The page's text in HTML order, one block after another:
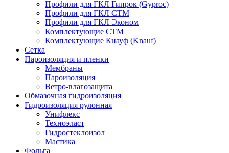
Профили для ГКЛ Гипрок (Gyproc)
Профили для ГКЛ СТМ
Профили для ГКЛ Эконом
Комплектующие СТМ
Комплектующие Кнауф (Knauf)
Сетка
Пароизоляция и пленки
Мембраны
Пароизоляция
Ветро-влагозащита
Обмазочная гидроизоляция
Гидроизоляция рулонная
Унифлекс
Техноэласт
Гидростеклоизол
Мастика
Фольга